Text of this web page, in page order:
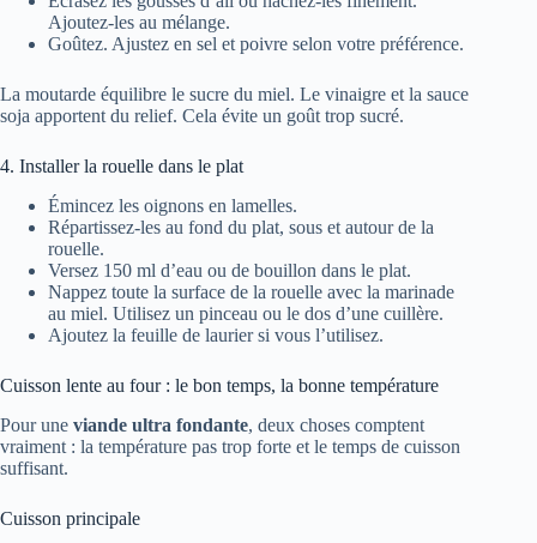
Ajoutez-les au mélange.
Goûtez. Ajustez en sel et poivre selon votre préférence.
La moutarde équilibre le sucre du miel. Le vinaigre et la sauce
soja apportent du relief. Cela évite un goût trop sucré.
4. Installer la rouelle dans le plat
Émincez les oignons en lamelles.
Répartissez-les au fond du plat, sous et autour de la
rouelle.
Versez 150 ml d’eau ou de bouillon dans le plat.
Nappez toute la surface de la rouelle avec la marinade
au miel. Utilisez un pinceau ou le dos d’une cuillère.
Ajoutez la feuille de laurier si vous l’utilisez.
Cuisson lente au four : le bon temps, la bonne température
Pour une viande ultra fondante, deux choses comptent
vraiment : la température pas trop forte et le temps de cuisson
suffisant.
Cuisson principale